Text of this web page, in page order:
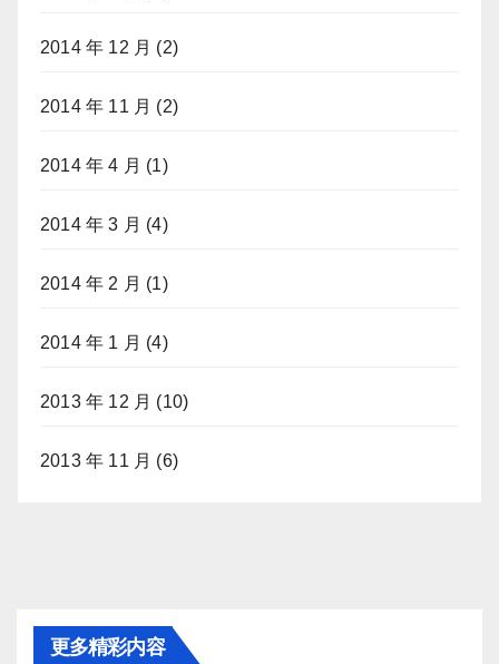
2014 年 12 月 (2)
2014 年 11 月 (2)
2014 年 4 月 (1)
2014 年 3 月 (4)
2014 年 2 月 (1)
2014 年 1 月 (4)
2013 年 12 月 (10)
2013 年 11 月 (6)
更多精彩内容